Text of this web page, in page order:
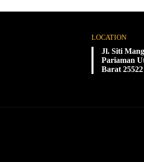
LOCATION
Jl. Siti
Pariaman
Barat 25522